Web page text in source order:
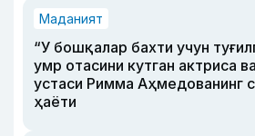
Маданият
“У бошқалар бахти учун
умр отасини кутган актриса
устаси Римма Аҳмедованинг
ҳаёти